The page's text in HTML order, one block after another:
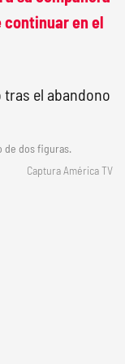
continuar en el
de dos figuras.
Captura América TV